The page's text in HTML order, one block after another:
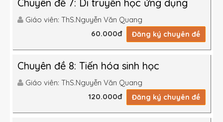
tế ( đường cong hình chữ S).
60.000đ Đăng ký chuyên đề
Chuyên đề 7: Di truyền học ứng dụng
Giáo viên: ThS.Nguyễn Văn Quang
120.000đ Đăng ký chuyên đề
Chuyên đề 8: Tiến hóa sinh học
Giáo viên: ThS.Nguyễn Văn Quang